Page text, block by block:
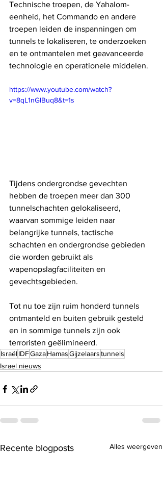
Technische troepen, de Yahalom-
eenheid, het Commando en andere
troepen leiden de inspanningen om
tunnels te lokaliseren, te onderzoeken
en te ontmantelen met geavanceerde
technologie en operationele middelen.
https://www.youtube.com/watch?
v=8qL1nGIBuq8&t=1s
Tijdens ondergrondse gevechten
hebben de troepen meer dan 300
tunnelschachten gelokaliseerd,
waarvan sommige leiden naar
belangrijke tunnels, tactische
schachten en ondergrondse gebieden
die worden gebruikt als
wapenopslagfaciliteiten en
gevechtsgebieden.
Tot nu toe zijn ruim honderd tunnels
ontmanteld en buiten gebruik gesteld
en in sommige tunnels zijn ook
terroristen geëlimineerd.
IsraëlIDFGazaHamasGijzelaarstunnels
Israel nieuws
Recente blogposts Alles weergeven